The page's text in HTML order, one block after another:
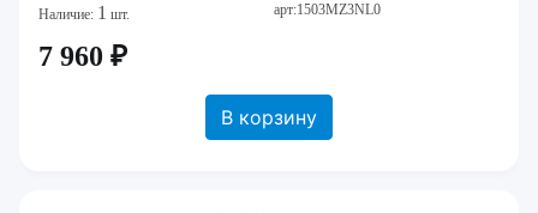
Наличие: 1 шт. арт:1503MZ3NL0
7 960 ₽
В корзину